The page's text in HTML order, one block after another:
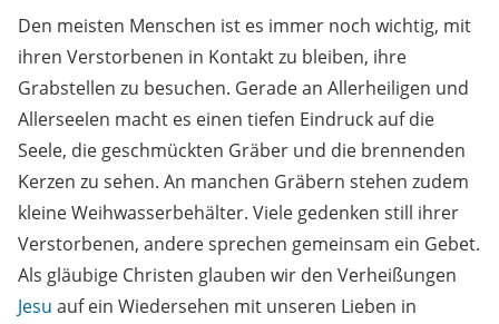
Den meisten Menschen ist es immer noch wichtig, mit
ihren Verstorbenen in Kontakt zu bleiben, ihre
Grabstellen zu besuchen. Gerade an Allerheiligen und
Allerseelen macht es einen tiefen Eindruck auf die
Seele, die geschmückten Gräber und die brennenden
Kerzen zu sehen. An manchen Gräbern stehen zudem
kleine Weihwasserbehälter. Viele gedenken still ihrer
Verstorbenen, andere sprechen gemeinsam ein Gebet.
Als gläubige Christen glauben wir den Verheißungen
Jesu auf ein Wiedersehen mit unseren Lieben in